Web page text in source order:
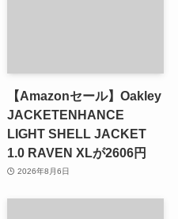
【Amazonセール】Oakley
JACKETENHANCE
LIGHT SHELL JACKET
1.0 RAVEN XLが2606円
2026年8月6日